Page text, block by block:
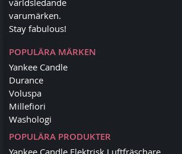
varumärken.
Stay fabulous!
POPULÄRA MÄRKEN
Yankee Candle
Durance
Voluspa
Millefiori
Washologi
POPULÄRA PRODUKTER
Yankee Candle Elektrisk Luftfräschare